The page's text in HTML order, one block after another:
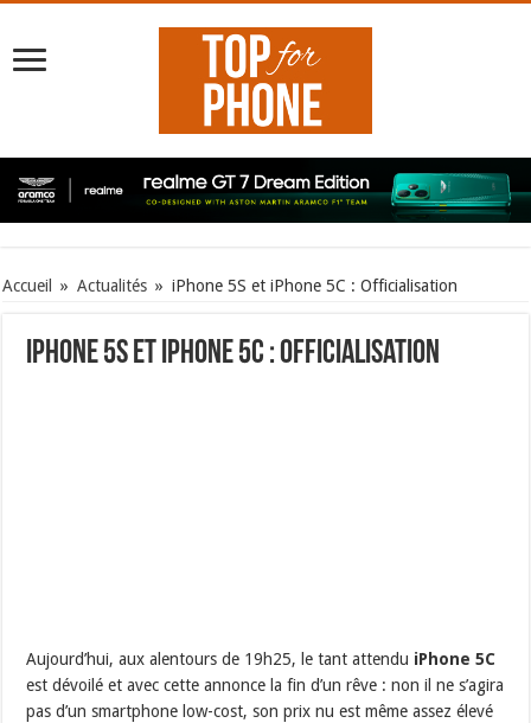
Accueil » Actualités » iPhone 5S et iPhone 5C : Officialisation
iPhone 5S et iPhone 5C : Officialisation
Aujourd’hui, aux alentours de 19h25, le tant attendu iPhone 5C
est dévoilé et avec cette annonce la fin d’un rêve : non il ne s’agira
pas d’un smartphone low-cost, son prix nu est même assez élevé